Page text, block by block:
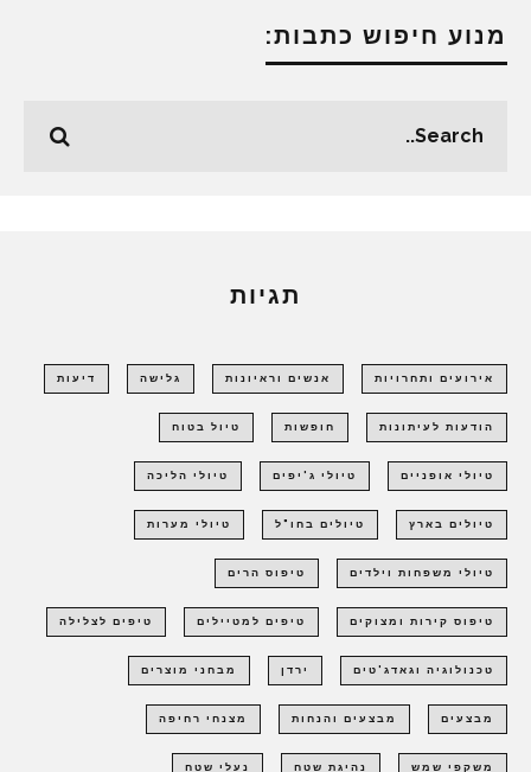
מנוע חיפוש כתבות:
תגיות
אירועים ותחרויות אנשים וראיונות גלישה דיעות
הודעות לעיתונות חופשות טיול בטוח
טיולי אופניים טיולי ג'יפים טיולי הליכה
טיולים בארץ טיולים בחו"ל טיולי מערות
טיולי משפחות וילדים טיפוס הרים
טיפוס קירות ומצוקים טיפים למטיילים טיפים לצלילה
טכנולוגיה וגאדג'טים ירדן מבחני מוצרים
מבצעים מבצעים והנחות מצנחי רחיפה
משקפי שמש נהיגת שטח נעלי שטח